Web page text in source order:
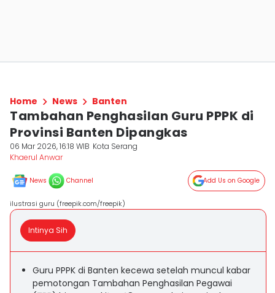
Home News Banten
Tambahan Penghasilan Guru PPPK di
Provinsi Banten Dipangkas
06 Mar 2026, 16:18 WIB Kota Serang
Khaerul Anwar
News Channel Add Us on Google
ilustrasi guru (freepik.com/freepik)
Intinya Sih
Guru PPPK di Banten kecewa setelah muncul kabar
pemotongan Tambahan Penghasilan Pegawai